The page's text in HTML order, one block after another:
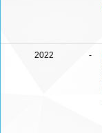
2022 -